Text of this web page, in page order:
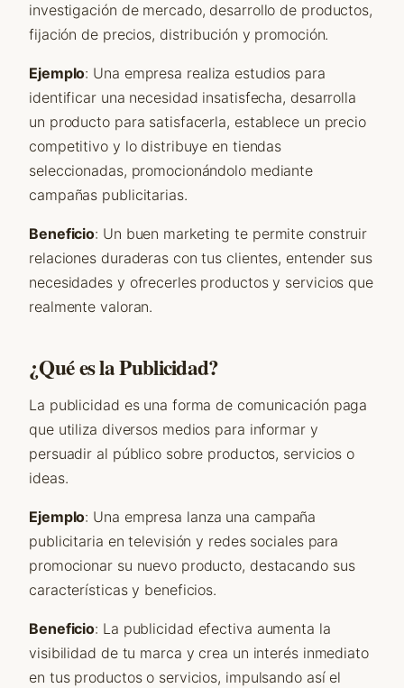
investigación de mercado, desarrollo de productos,
fijación de precios, distribución y promoción.
Ejemplo: Una empresa realiza estudios para
identificar una necesidad insatisfecha, desarrolla
un producto para satisfacerla, establece un precio
competitivo y lo distribuye en tiendas
seleccionadas, promocionándolo mediante
campañas publicitarias.
Beneficio: Un buen marketing te permite construir
relaciones duraderas con tus clientes, entender sus
necesidades y ofrecerles productos y servicios que
realmente valoran.
¿Qué es la Publicidad?
La publicidad es una forma de comunicación paga
que utiliza diversos medios para informar y
persuadir al público sobre productos, servicios o
ideas.
Ejemplo: Una empresa lanza una campaña
publicitaria en televisión y redes sociales para
promocionar su nuevo producto, destacando sus
características y beneficios.
Beneficio: La publicidad efectiva aumenta la
visibilidad de tu marca y crea un interés inmediato
en tus productos o servicios, impulsando así el